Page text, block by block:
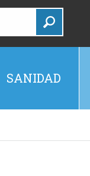
SANIDAD